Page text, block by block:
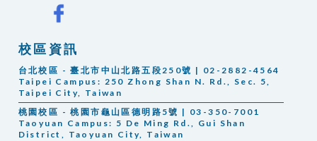
校區資訊
台北校區 - 臺北市中山北路五段250號 | 02-2882-4564
Taipei Campus: 250 Zhong Shan N. Rd., Sec. 5,
Taipei City, Taiwan
桃園校區 - 桃園市龜山區德明路5號 | 03-350-7001
Taoyuan Campus: 5 De Ming Rd., Gui Shan
District, Taoyuan City, Taiwan